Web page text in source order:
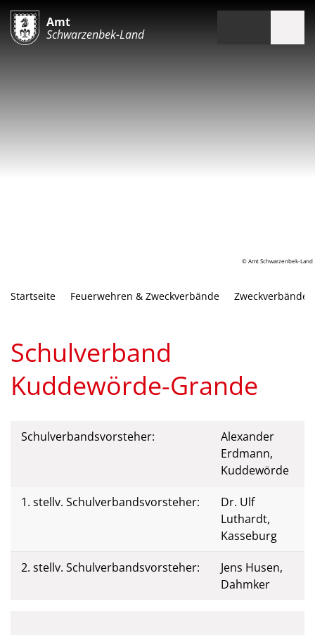
Amt
Schwarzenbek-Land
© Amt Schwarzenbek-Land
Startseite Feuerwehren & Zweckverbände Zweckverbände
Schulverband
Kuddewörde-Grande
Schulverbandsvorsteher:
Alexander
Erdmann,
Kuddewörde
1. stellv. Schulverbandsvorsteher:
Dr. Ulf
Luthardt,
Kasseburg
2. stellv. Schulverbandsvorsteher:
Jens Husen,
Dahmker